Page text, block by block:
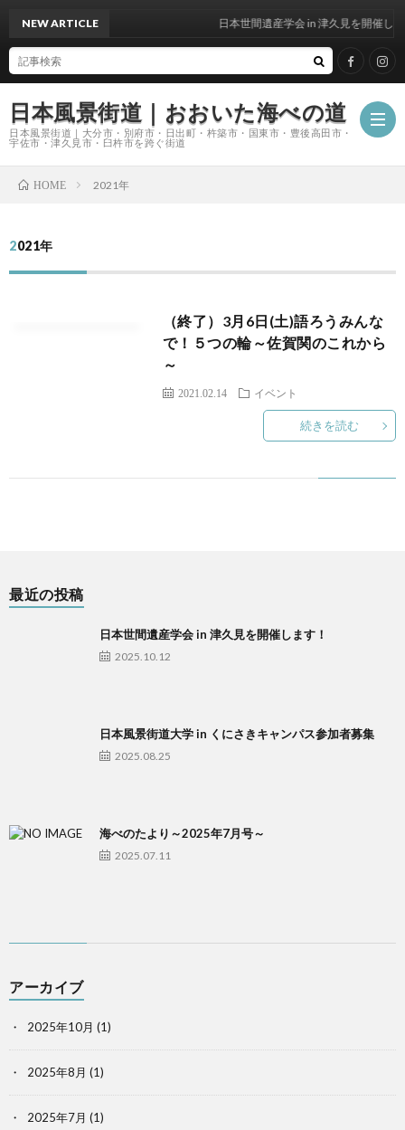
日本風景街道｜おおいた海べの道
日本風景街道｜大分市・別府市・日出町・杵築市・国東市・豊後高田市・
宇佐市・津久見市・臼杵市を跨ぐ街道
ムた
に
活
せ
NEW ARTICLE 日本世間遺産学会 in 津久見を開催しま
HOME 2021年
2021年
（終了）3月6日(土)語ろうみんな
で！５つの輪～佐賀関のこれから
～
2021.02.14 イベント
続きを読む
最近の投稿
日本世間遺産学会 in 津久見を開催します！
2025.10.12
日本風景街道大学 in くにさきキャンパス参加者募集
2025.08.25
海べのたより～2025年7月号～
2025.07.11
アーカイブ
2025年10月 (1)
2025年8月 (1)
2025年7月 (1)